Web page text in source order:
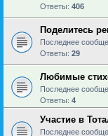
Ответы: 406
Поделитесь
Последнее
Ответы: 29
Любимые
Последнее
Ответы: 4
Участие в
Последнее